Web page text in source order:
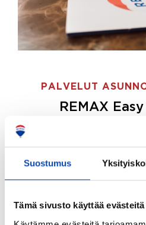
Suostumus
Tämä sivusto käyttää evästeitä
PALVELUT
REMAX
ostajille.
Tee